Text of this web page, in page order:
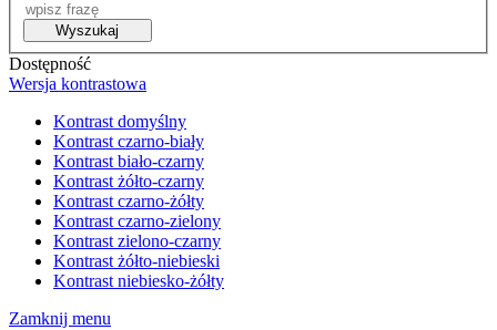
Wyszukaj
Dostępność
Wersja kontrastowa
Kontrast domyślny
Kontrast czarno-biały
Kontrast biało-czarny
Kontrast żółto-czarny
Kontrast czarno-żółty
Kontrast czarno-zielony
Kontrast zielono-czarny
Kontrast żółto-niebieski
Kontrast niebiesko-żółty
Zamknij menu